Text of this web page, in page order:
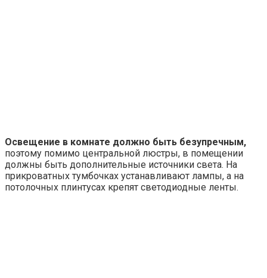
Освещение в комнате должно быть безупречным,
поэтому помимо центральной люстры, в помещении
должны быть дополнительные источники света. На
прикроватных тумбочках устанавливают лампы, а на
потолочных плинтусах крепят светодиодные ленты.